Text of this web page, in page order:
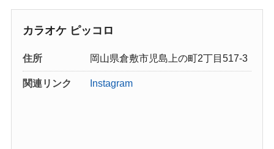
カラオケ ピッコロ
住所 岡山県倉敷市児島上の町2丁目517-3
関連リンク Instagram